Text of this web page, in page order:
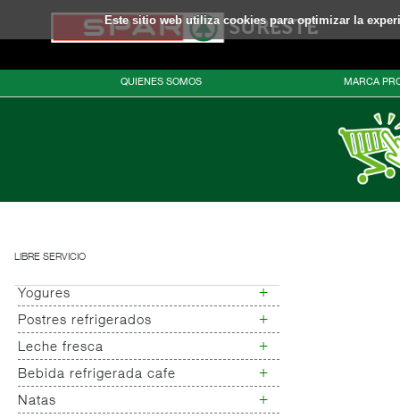
Este sitio web utiliza cookies para optimizar la
QUIENES SOMOS MARCA
LIBRE SERVICIO
Yogures +
Yogures
Yogur bifidus
Yogur salud
Postres refrigerados +
Postres refrigerados
Leche fresca +
Leche fresca
Bebida refrigerada cafe +
Bebida refrigerada cafe
Natas +